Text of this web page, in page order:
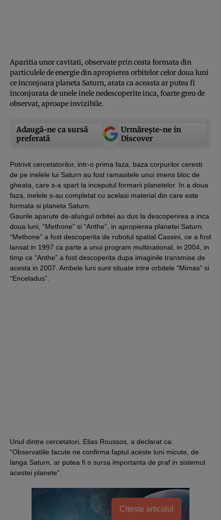
Aparitia unor cavitati, observate prin ceata formata din
particulele de energie din apropierea orbitelor celor doua luni
ce inconjoara planeta Saturn, arata ca aceasta ar putea fi
inconjurata de unele inele nedescoperite inca, foarte greu de
observat, aproape invizibile.
Adaugă-ne ca sursă
preferată
Urmărește-ne in
Discover
Potrivit cercetatorilor, intr-o prima faza, baza corpurilor ceresti
de pe inelele lui Saturn au fost ramasitele unui imens bloc de
gheata, care s-a spart la inceputul formarii planetelor. In a doua
faza, inelele s-au completat cu acelasi material din care este
formata si planeta Saturn.
Gaurile aparute de-alungul orbitei au dus la descoperirea a inca
doua luni, “Methone” si “Anthe”, in apropierea planetei Saturn.
“Methone” a fost descoperita de robotul spatial Cassini, ce a fost
lansat in 1997 ca parte a unui program multinational, in 2004, in
timp ce “Anthe” a fost descoperita dupa imaginile transmise de
acesta in 2007. Ambele luni sunt situate intre orbitele “Mimas” si
“Enceladus”.
Unul dintre cercetatori, Elias Roussos, a declarat ca:
“Observatiile facute ne confirma faptul aceste luni micute, de
langa Saturn, ar putea fi o sursa importanta de praf in sistemul
acestei planete”.
Citește articolul